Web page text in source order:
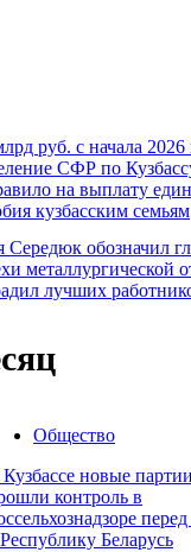
руб. с начала 2026
СФР по
на выплату
кузбасским семьям
Середюк обозначил
металлургической
лучших
Общество
новые
контроль в
Беларусь